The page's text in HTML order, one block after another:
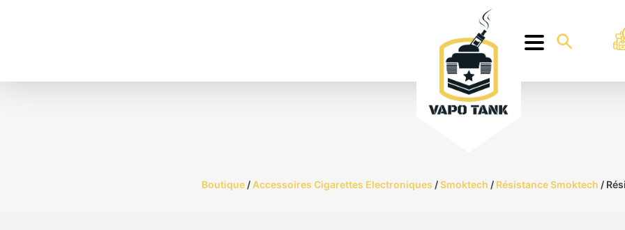
Boutique / Accessoires Cigarettes Electroniques /Smoktech / Résistance Smoktech /